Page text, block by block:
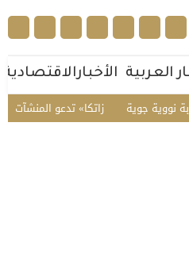
العربية الأخبارالاقتصادية
«زاتكا» تدعو المنشآت لتقديم